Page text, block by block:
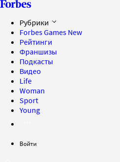
Рубрики
Forbes Games New
Рейтинги
Франшизы
Подкасты
Видео
Life
Woman
Sport
Young
Войти